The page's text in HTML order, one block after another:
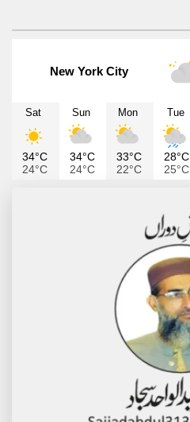
New York City
Sat
34°C
24°C
Sun
34°C
24°C
Mon
33°C
22°C
Tue
28°C
25°C